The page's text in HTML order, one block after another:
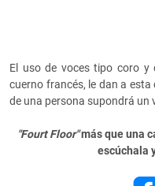
El uso de voces tipo coro
cuerno francés, le dan a
de una persona supondrá un
"Fourt Floor"más que una
escúchala